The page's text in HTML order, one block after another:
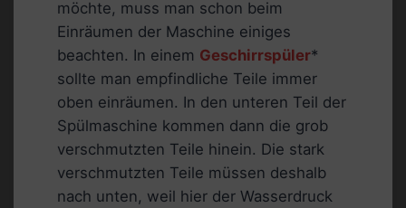
möchte, muss man schon beim
Einräumen der Maschine einiges
beachten. In einem Geschirrspüler*
sollte man empfindliche Teile immer
oben einräumen. In den unteren Teil der
Spülmaschine kommen dann die grob
verschmutzten Teile hinein. Die stark
verschmutzten Teile müssen deshalb
nach unten, weil hier der Wasserdruck